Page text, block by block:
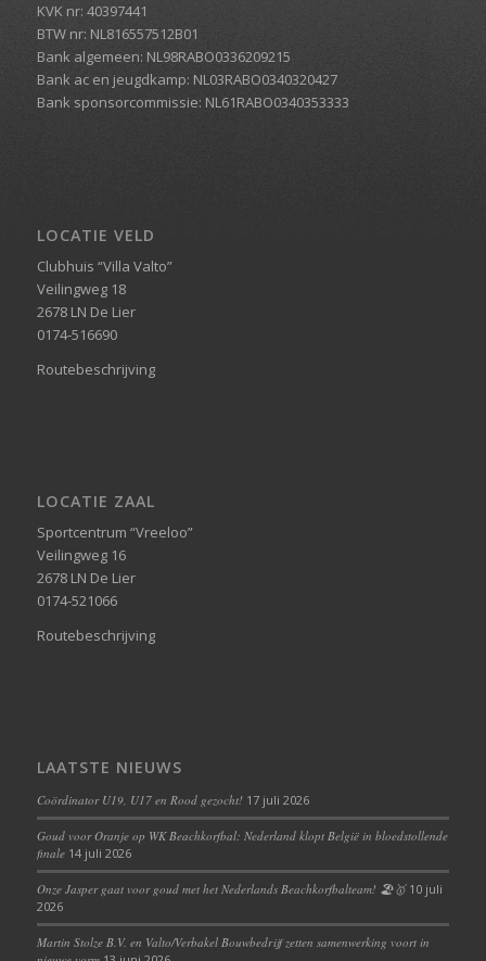
KVK nr: 40397441
BTW nr: NL816557512B01
Bank algemeen: NL98RABO0336209215
Bank ac en jeugdkamp: NL03RABO0340320427
Bank sponsorcommissie: NL61RABO0340353333
LOCATIE VELD
Clubhuis “Villa Valto”
Veilingweg 18
2678 LN De Lier
0174-516690
Routebeschrijving
LOCATIE ZAAL
Sportcentrum “Vreeloo”
Veilingweg 16
2678 LN De Lier
0174-521066
Routebeschrijving
LAATSTE NIEUWS
Coördinator U19, U17 en Rood gezocht! 17 juli 2026
Goud voor Oranje op WK Beachkorfbal: Nederland klopt België in bloedstollende
finale 14 juli 2026
Onze Jasper gaat voor goud met het Nederlands Beachkorfbalteam! 🏖️🥇 10 juli
2026
Martin Stolze B.V. en Valto/Verbakel Bouwbedrijf zetten samenwerking voort in